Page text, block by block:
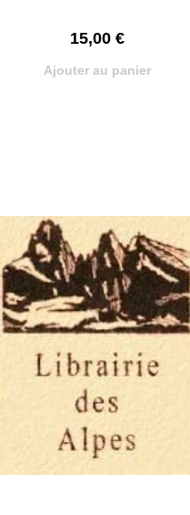
15,00 €
Ajouter au panier